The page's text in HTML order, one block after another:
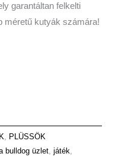
garantáltan felkelti
méretű kutyák számára!
, PLÜSSÖK
bulldog üzlet,játék,